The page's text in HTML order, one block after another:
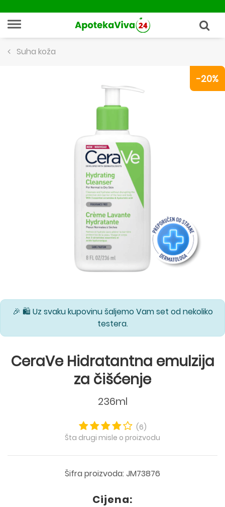
Suha koža
-20%
🎉 🛍️ Uz svaku kupovinu šaljemo Vam set od nekoliko
testera.
CeraVe Hidratantna emulzija
za čišćenje
236ml
(6)
Šta drugi misle o proizvodu
Šifra proizvoda: JM73876
Cijena: